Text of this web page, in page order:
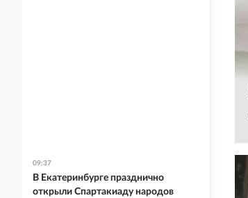
09:37
В Екатеринбурге празднично
открыли Спартакиаду народов